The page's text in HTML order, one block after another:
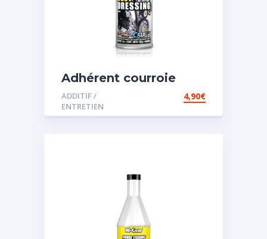
Adhérent courroie
ADDITIF /
ENTRETIEN
4,90€